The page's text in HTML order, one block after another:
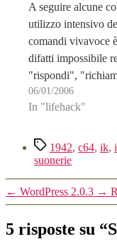
A seguire alcune
utilizzo intensivo
comandi vivavoce
difatti impossibile
"rispondi",
MP3 (perchè
06/01/2006
In "lifehack"
Tag 1942, c64, ik,
suonerie
← WordPress 2.0.3 →
5 risposte su